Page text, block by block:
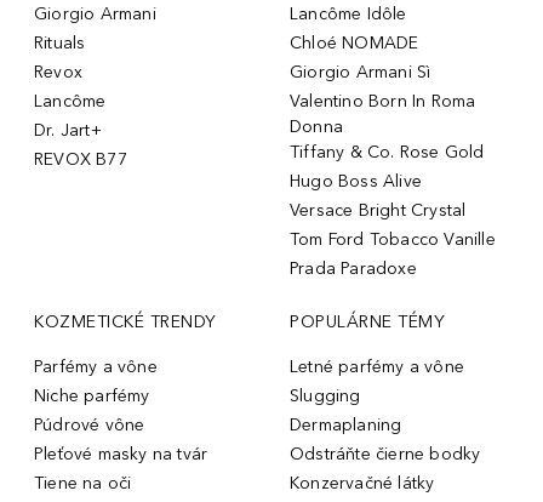
Giorgio Armani
Rituals
Revox
Lancôme
Dr. Jart+
REVOX B77
Lancôme Idôle
Chloé NOMADE
Giorgio Armani Sì
Valentino Born In Roma
Donna
Tiffany & Co. Rose Gold
Hugo Boss Alive
Versace Bright Crystal
Tom Ford Tobacco Vanille
Prada Paradoxe
KOZMETICKÉ TRENDY
Parfémy a vône
Niche parfémy
Púdrové vône
Pleťové masky na tvár
Tiene na oči
POPULÁRNE TÉMY
Letné parfémy a vône
Slugging
Dermaplaning
Odstráňte čierne bodky
Konzervačné látky